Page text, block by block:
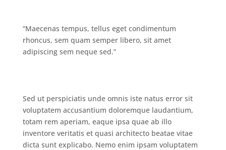
“Maecenas tempus, tellus eget condimentum
rhoncus, sem quam semper libero, sit amet
adipiscing sem neque sed.”
Sed ut perspiciatis unde omnis iste natus error sit
voluptatem accusantium doloremque laudantium,
totam rem aperiam, eaque ipsa quae ab illo
inventore veritatis et quasi architecto beatae vitae
dicta sunt explicabo. Nemo enim ipsam voluptatem